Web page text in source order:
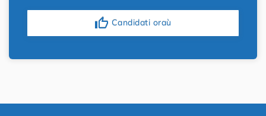
thumb_up Candidati oraù